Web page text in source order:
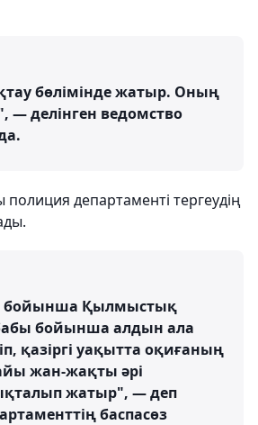
бөлімінде жатыр. Оның
делінген ведомство
департаменті тергеудің
бойынша Қылмыстық
бойынша алдын ала
қазіргі уақытта оқиғаның
жан-жақты әрі
жатыр", — деп
баспасөз